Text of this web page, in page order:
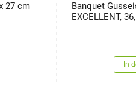
27 cm
Banquet
EXCELLENT,
In